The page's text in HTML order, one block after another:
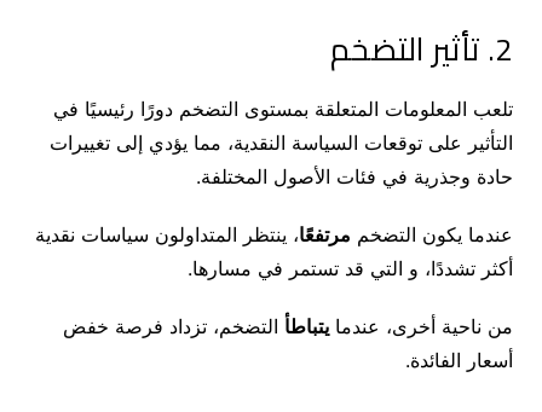
2. تأثير التضخم
تلعب المعلومات المتعلقة بمستوى التضخم دورًا رئيسيًا في
التأثير على توقعات السياسة النقدية، مما يؤدي إلى تغييرات
حادة وجذرية في فئات الأصول المختلفة.
عندما يكون التضخم مرتفعًا، ينتظر المتداولون سياسات نقدية
أكثر تشددًا، و التي قد تستمر في مسارها.
من ناحية أخرى، عندما يتباطأ التضخم، تزداد فرصة خفض
أسعار الفائدة.